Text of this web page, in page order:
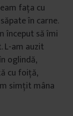
fața cu
în carne.
început să îmi
L-am auzit
oglindă,
cu foiță,
simțit mâna